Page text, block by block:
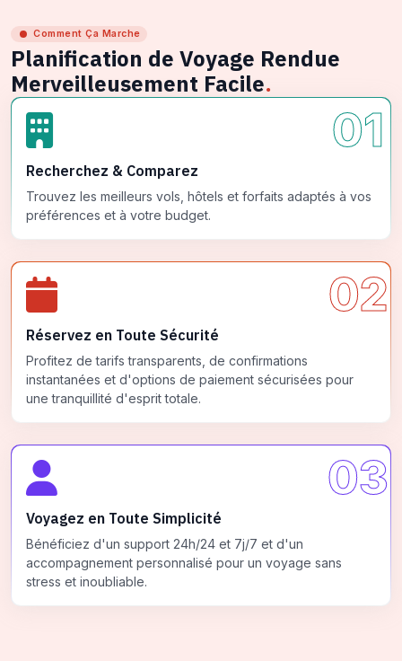
Comment Ça Marche
Planification de Voyage Rendue
Merveilleusement Facile.
01
Recherchez & Comparez
Trouvez les meilleurs vols, hôtels et forfaits adaptés à vos
préférences et à votre budget.
02
Réservez en Toute Sécurité
Profitez de tarifs transparents, de confirmations
instantanées et d'options de paiement sécurisées pour
une tranquillité d'esprit totale.
03
Voyagez en Toute Simplicité
Bénéficiez d'un support 24h/24 et 7j/7 et d'un
accompagnement personnalisé pour un voyage sans
stress et inoubliable.